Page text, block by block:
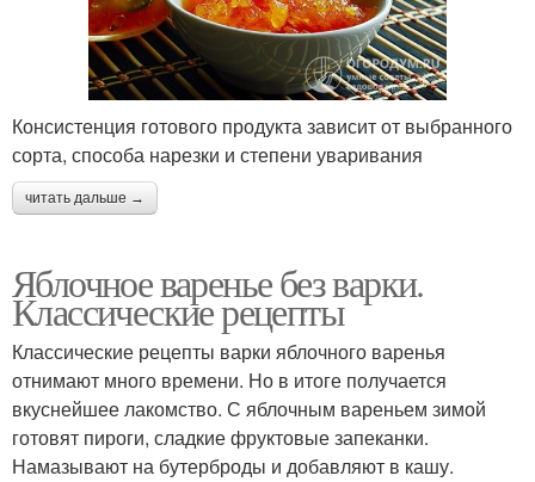
Консистенция готового продукта зависит от выбранного
сорта, способа нарезки и степени уваривания
читать дальше →
Яблочное варенье без варки.
Классические рецепты
Классические рецепты варки яблочного варенья
отнимают много времени. Но в итоге получается
вкуснейшее лакомство. С яблочным вареньем зимой
готовят пироги, сладкие фруктовые запеканки.
Намазывают на бутерброды и добавляют в кашу.